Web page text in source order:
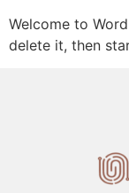
Welcome to
delete it, then